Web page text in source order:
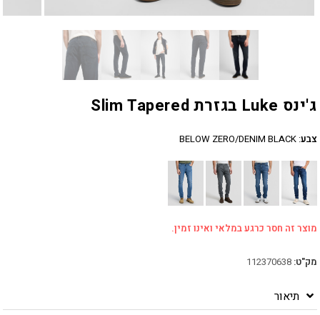
ג'ינס Luke בגזרת Slim Tapered
צבע:
BELOW ZERO/DENIM BLACK
מוצר זה חסר כרגע במלאי ואינו זמין.
מק"ט:112370638
תיאור